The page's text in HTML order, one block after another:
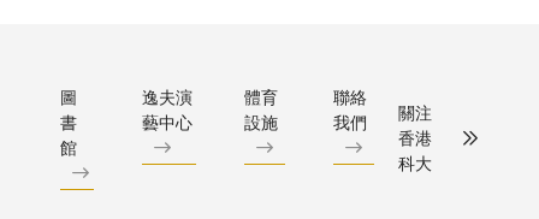
圖
書
館
逸夫演
藝中心
體育
設施
聯絡
我們
關注
香港
科大